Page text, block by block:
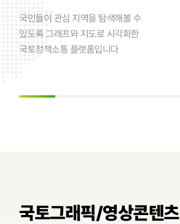
국민들이 관심 지역을 탐색해볼 수
있도록 그래프와 지도로 시각화한
국토정책소통 플랫폼입니다
국토그래픽/영상콘텐츠